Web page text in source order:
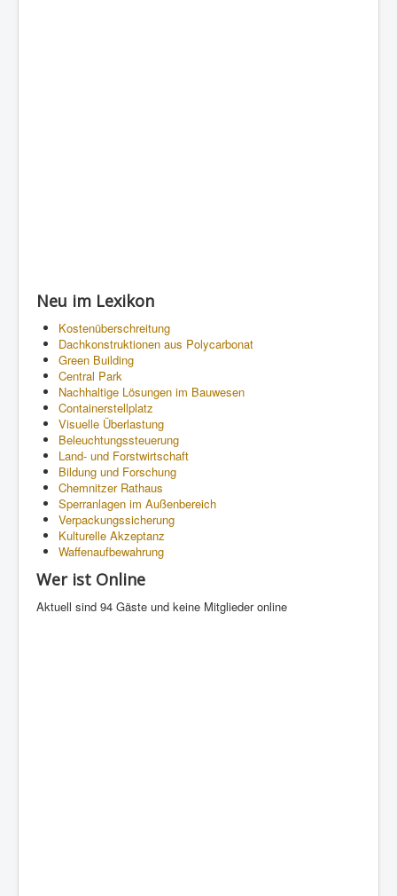
Neu im Lexikon
Kostenüberschreitung
Dachkonstruktionen aus Polycarbonat
Green Building
Central Park
Nachhaltige Lösungen im Bauwesen
Containerstellplatz
Visuelle Überlastung
Beleuchtungssteuerung
Land- und Forstwirtschaft
Bildung und Forschung
Chemnitzer Rathaus
Sperranlagen im Außenbereich
Verpackungssicherung
Kulturelle Akzeptanz
Waffenaufbewahrung
Wer ist Online
Aktuell sind 94 Gäste und keine Mitglieder online